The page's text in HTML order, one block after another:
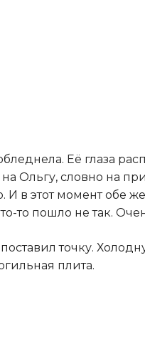
Её глаза
Ольгу, словно на
И в этот момент обе
то пошло не так.
точку.
плита.